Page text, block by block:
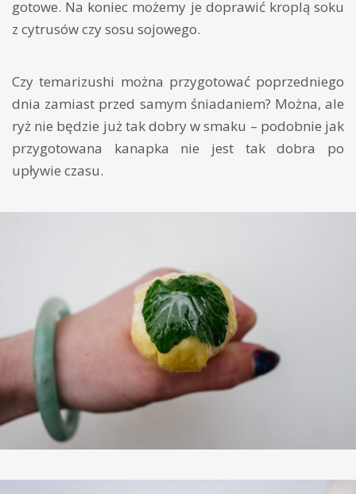
gotowe. Na koniec możemy je doprawić kroplą soku
z cytrusów czy sosu sojowego.
Czy temarizushi można przygotować poprzedniego
dnia zamiast przed samym śniadaniem? Można, ale
ryż nie będzie już tak dobry w smaku – podobnie jak
przygotowana kanapka nie jest tak dobra po
upływie czasu.